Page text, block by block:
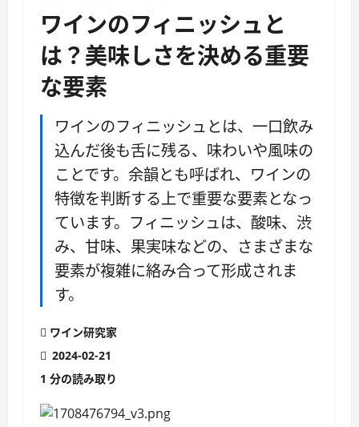
ワインのフィニッシュと
は？美味しさを決める重要
な要素
ワインのフィニッシュとは、一口飲み
込んだ後も舌に残る、味わいや風味の
ことです。余韻とも呼ばれ、ワインの
特徴を判断する上で重要な要素となっ
ています。フィニッシュは、酸味、渋
み、甘味、果実味などの、さまざまな
要素が複雑に絡み合って形成されま
す。
ワイン研究家
2024-02-21
1 分の読み取り